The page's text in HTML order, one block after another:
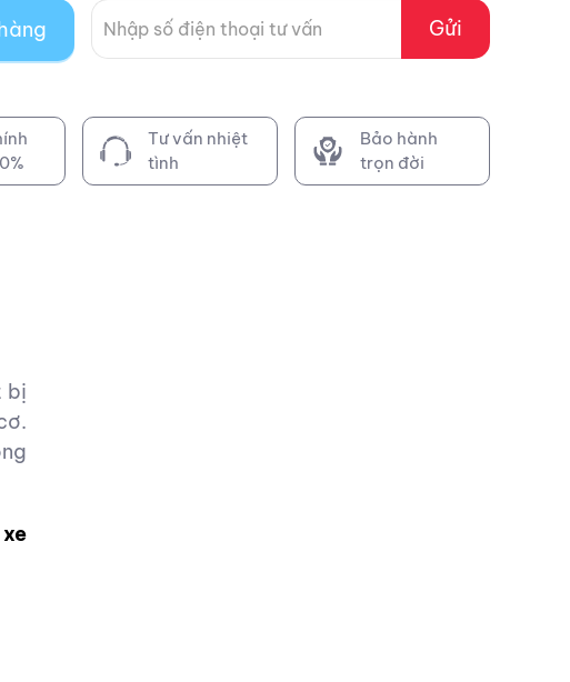
Gửi
Tư vấn nhiệt
tình
Bảo hành
trọn đời
bị